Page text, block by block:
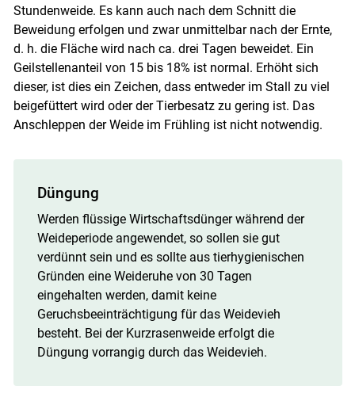
Stundenweide. Es kann auch nach dem Schnitt die
Beweidung erfolgen und zwar unmittelbar nach der Ernte,
d. h. die Fläche wird nach ca. drei Tagen beweidet. Ein
Geilstellenanteil von 15 bis 18% ist normal. Erhöht sich
dieser, ist dies ein Zeichen, dass entweder im Stall zu viel
beigefüttert wird oder der Tierbesatz zu gering ist. Das
Anschleppen der Weide im Frühling ist nicht notwendig.
Düngung
Werden flüssige Wirtschaftsdünger während der
Weideperiode angewendet, so sollen sie gut
verdünnt sein und es sollte aus tierhygienischen
Gründen eine Weideruhe von 30 Tagen
eingehalten werden, damit keine
Geruchsbeeinträchtigung für das Weidevieh
besteht. Bei der Kurzrasenweide erfolgt die
Düngung vorrangig durch das Weidevieh.